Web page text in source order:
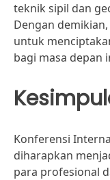
teknik sipil dan
Dengan
untuk
bagi masa depan
Konferensi
diharapkan
para profesional